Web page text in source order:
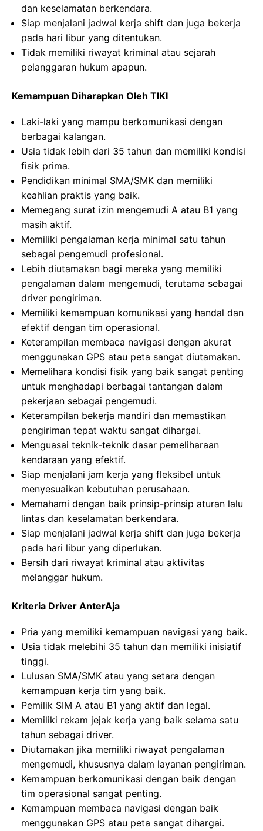
dan keselamatan berkendara.
Siap menjalani jadwal kerja shift dan juga bekerja
pada hari libur yang ditentukan.
Tidak memiliki riwayat kriminal atau sejarah
pelanggaran hukum apapun.
Kemampuan Diharapkan Oleh TIKI
Laki-laki yang mampu berkomunikasi dengan
berbagai kalangan.
Usia tidak lebih dari 35 tahun dan memiliki kondisi
fisik prima.
Pendidikan minimal SMA/SMK dan memiliki
keahlian praktis yang baik.
Memegang surat izin mengemudi A atau B1 yang
masih aktif.
Memiliki pengalaman kerja minimal satu tahun
sebagai pengemudi profesional.
Lebih diutamakan bagi mereka yang memiliki
pengalaman dalam mengemudi, terutama sebagai
driver pengiriman.
Memiliki kemampuan komunikasi yang handal dan
efektif dengan tim operasional.
Keterampilan membaca navigasi dengan akurat
menggunakan GPS atau peta sangat diutamakan.
Memelihara kondisi fisik yang baik sangat penting
untuk menghadapi berbagai tantangan dalam
pekerjaan sebagai pengemudi.
Keterampilan bekerja mandiri dan memastikan
pengiriman tepat waktu sangat dihargai.
Menguasai teknik-teknik dasar pemeliharaan
kendaraan yang efektif.
Siap menjalani jam kerja yang fleksibel untuk
menyesuaikan kebutuhan perusahaan.
Memahami dengan baik prinsip-prinsip aturan lalu
lintas dan keselamatan berkendara.
Siap menjalani jadwal kerja shift dan juga bekerja
pada hari libur yang diperlukan.
Bersih dari riwayat kriminal atau aktivitas
melanggar hukum.
Kriteria Driver AnterAja
Pria yang memiliki kemampuan navigasi yang baik.
Usia tidak melebihi 35 tahun dan memiliki inisiatif
tinggi.
Lulusan SMA/SMK atau yang setara dengan
kemampuan kerja tim yang baik.
Pemilik SIM A atau B1 yang aktif dan legal.
Memiliki rekam jejak kerja yang baik selama satu
tahun sebagai driver.
Diutamakan jika memiliki riwayat pengalaman
mengemudi, khususnya dalam layanan pengiriman.
Kemampuan berkomunikasi dengan baik dengan
tim operasional sangat penting.
Kemampuan membaca navigasi dengan baik
menggunakan GPS atau peta sangat dihargai.